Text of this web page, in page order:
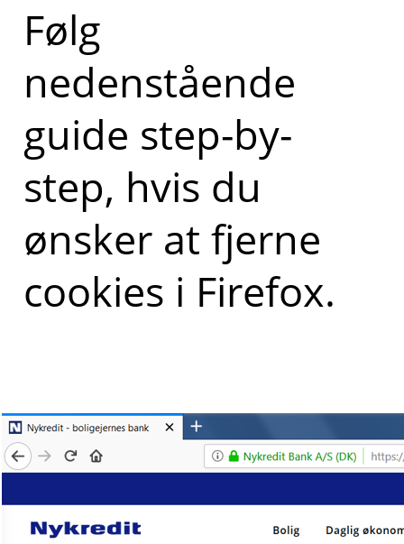
Følg
nedenstående
guide step-by-
step, hvis du
ønsker at fjerne
cookies i Firefox.